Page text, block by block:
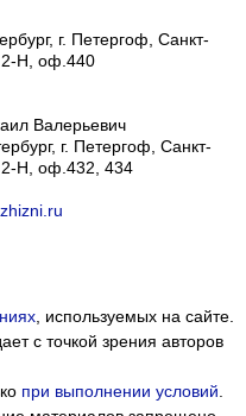
г. Петергоф, Санкт-
2-Н, оф.440
Валерьевич
г. Петергоф Санкт-
2-Н, оф.432, 434
, используемых на сайте.
с точкой зрения авторов
при выполнении условий